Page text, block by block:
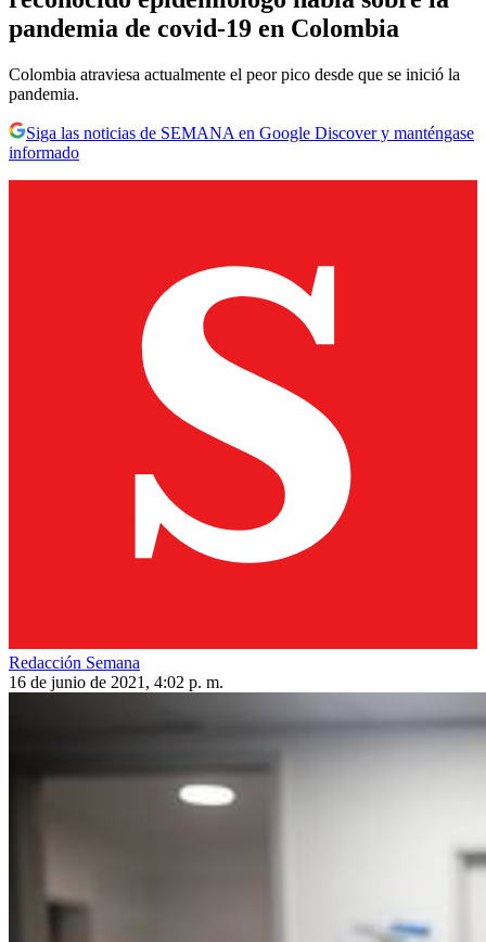
pandemia de covid-19 en Colombia
Colombia atraviesa actualmente el peor pico desde que se inició la
pandemia.
Siga las noticias de SEMANA en Google Discover y manténgase
informado
Redacción Semana
16 de junio de 2021, 4:02 p. m.